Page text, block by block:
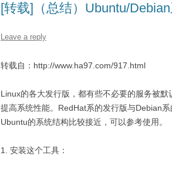
[转载]（总结）Ubuntu/
Leave a reply
转载自：http://www.ha97.com/917.html
Linux的各大发行版，都有些不必要的服务被
提高系统性能。RedHat系的发行版与Debian
Ubuntu的系统结构比较接近，可以参考使用。
1. 安装这个工具：